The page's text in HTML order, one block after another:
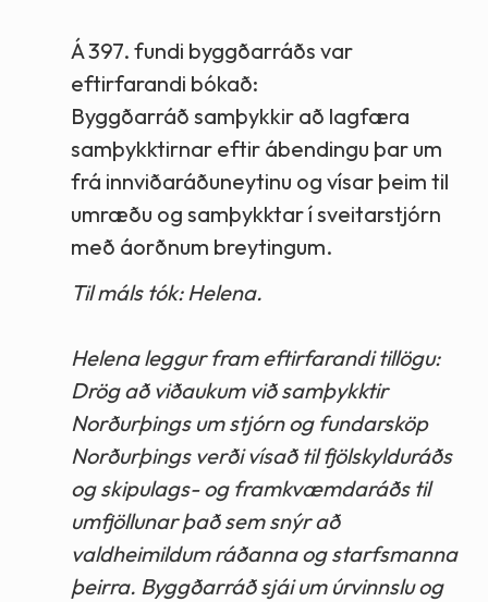
Á 397. fundi byggðarráðs var
eftirfarandi bókað:
Byggðarráð samþykkir að lagfæra
samþykktirnar eftir ábendingu þar um
frá innviðaráðuneytinu og vísar þeim til
umræðu og samþykktar í sveitarstjórn
með áorðnum breytingum.
Til máls tók: Helena.
Helena leggur fram eftirfarandi tillögu:
Drög að viðaukum við samþykktir
Norðurþings um stjórn og fundarsköp
Norðurþings verði vísað til fjölskylduráðs
og skipulags- og framkvæmdaráðs til
umfjöllunar það sem snýr að
valdheimildum ráðanna og starfsmanna
þeirra. Byggðarráð sjái um úrvinnslu og